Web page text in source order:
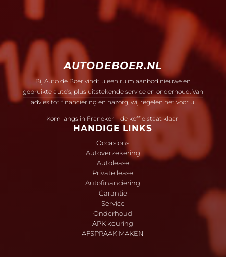
AUTODEBOER.NL
Bij Auto de Boer vindt u een ruim aanbod nieuwe en
gebruikte auto’s, plus uitstekende service en onderhoud. Van
advies tot financiering en nazorg, wij regelen het voor u.
Kom langs in Franeker – de koffie staat klaar!
HANDIGE LINKS
Occasions
Autoverzekering
Autolease
Private lease
Autofinanciering
Garantie
Service
Onderhoud
APK keuring
AFSPRAAK MAKEN